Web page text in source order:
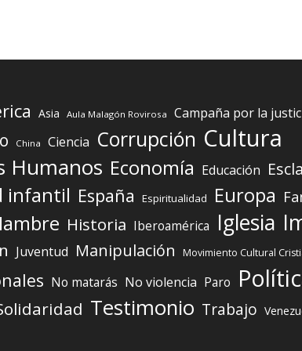
Asia Aula Malagón Rovirosa Campaña por la
China Ciencia Corrupción Cultura
Humanos Economía Educación
infantil España Espiritualidad Europa
Historia Iberoamérica Iglesia
Juventud Manipulación Movimiento Cultural
No matarás No violencia Paro
Testimonio Trabajo